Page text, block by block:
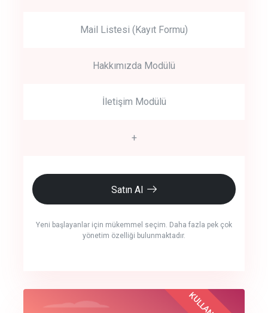
Mail Listesi (Kayıt Formu)
Hakkımızda Modülü
İletişim Modülü
+
Satın Al
Yeni başlayanlar için mükemmel seçim. Daha fazla pek çok
yönetim özelliği bulunmaktadır.
crm auto cync